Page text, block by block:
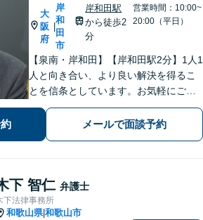
大
阪
府
岸
和
田
市
岸和田駅
から徒歩2
分
営業時間：10:00~
20:00（平日）
【泉南・岸和田】【岸和田駅2分】1人1
人と向き合い、より良い解決を得るこ
とを信条としています。お気軽にご相
談下さい。
メールで面談予約
下 智仁 弁護士
下法律事務所
和歌山県|和歌山市